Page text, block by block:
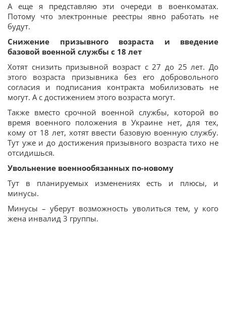
А еще я представляю эти очереди в военкоматах.
Потому что электронные реестры явно работать не
будут.
Снижение призывного возраста и введение
базовой военной службы с 18 лет
Хотят снизить призывной возраст с 27 до 25 лет. До
этого возраста призывника без его добровольного
согласия и подписания контракта мобилизовать не
могут. А с достижением этого возраста могут.
Также вместо срочной военной службы, которой во
время военного положения в Украине нет, для тех,
кому от 18 лет, хотят ввести базовую военную службу.
Тут уже и до достижения призывного возраста тихо не
отсидишься.
Увольнение военнообязанных по-новому
Тут в планируемых изменениях есть и плюсы, и
минусы.
Минусы – уберут возможность уволиться тем, у кого
жена инвалид 3 группы.